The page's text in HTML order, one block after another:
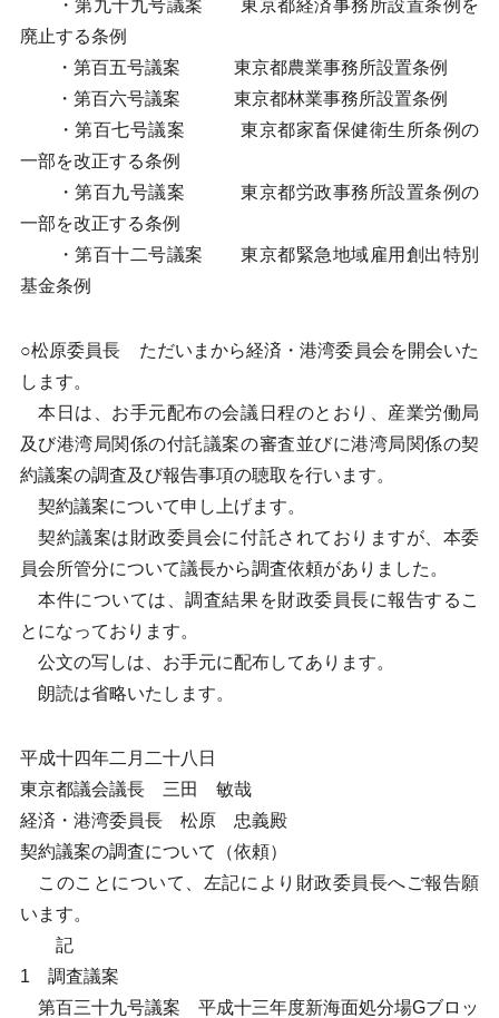
・第九十九号議案 東京都経済事務所設置条例を
廃止する条例
・第百五号議案 東京都農業事務所設置条例
・第百六号議案 東京都林業事務所設置条例
・第百七号議案 東京都家畜保健衛生所条例の
一部を改正する条例
・第百九号議案 東京都労政事務所設置条例の
一部を改正する条例
・第百十二号議案 東京都緊急地域雇用創出特別
基金条例
○松原委員長 ただいまから経済・港湾委員会を開会いた
します。
本日は、お手元配布の会議日程のとおり、産業労働局
及び港湾局関係の付託議案の審査並びに港湾局関係の契
約議案の調査及び報告事項の聴取を行います。
契約議案について申し上げます。
契約議案は財政委員会に付託されておりますが、本委
員会所管分について議長から調査依頼がありました。
本件については、調査結果を財政委員長に報告するこ
とになっております。
公文の写しは、お手元に配布してあります。
朗読は省略いたします。
平成十四年二月二十八日
東京都議会議長 三田 敏哉
経済・港湾委員長 松原 忠義殿
契約議案の調査について（依頼）
このことについて、左記により財政委員長へご報告願
います。
記
1 調査議案
第百三十九号議案 平成十三年度新海面処分場Gブロッ